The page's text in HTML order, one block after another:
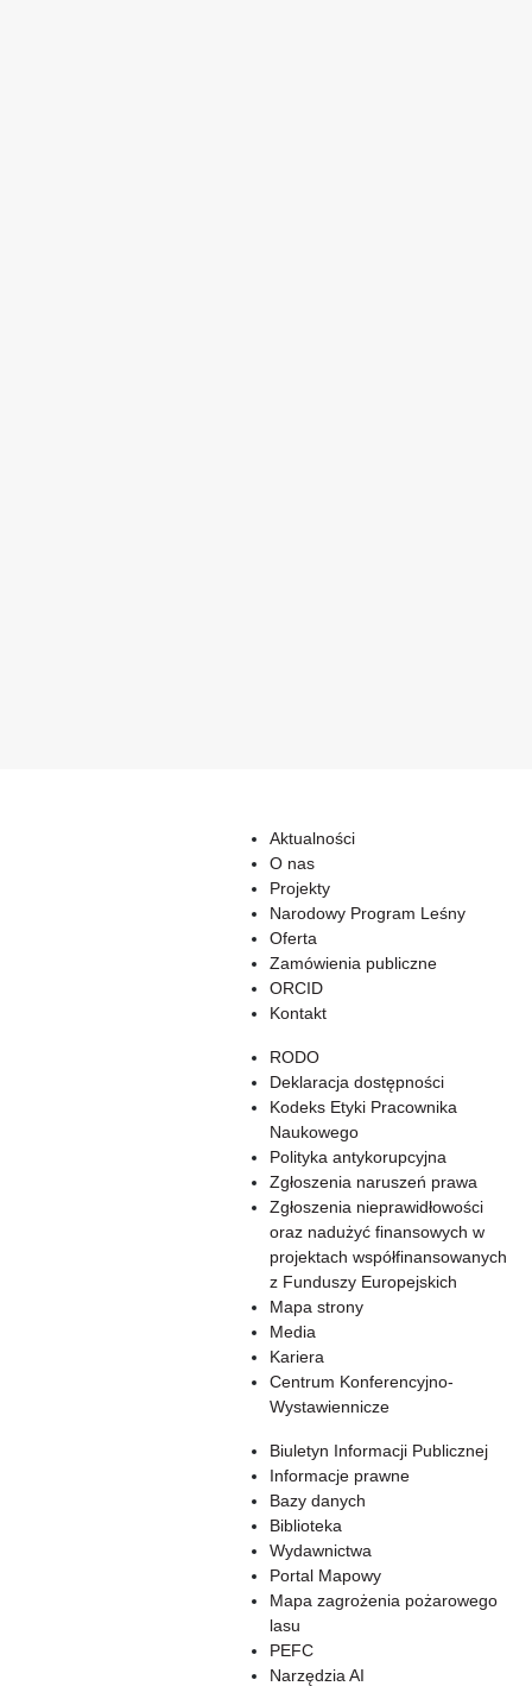
Aktualności
O nas
Projekty
Narodowy Program Leśny
Oferta
Zamówienia publiczne
ORCID
Kontakt
RODO
Deklaracja dostępności
Kodeks Etyki Pracownika
Naukowego
Polityka antykorupcyjna
Zgłoszenia naruszeń prawa
Zgłoszenia nieprawidłowości
oraz nadużyć finansowych w
projektach współfinansowanych
z Funduszy Europejskich
Mapa strony
Media
Kariera
Centrum Konferencyjno-
Wystawiennicze
Biuletyn Informacji Publicznej
Informacje prawne
Bazy danych
Biblioteka
Wydawnictwa
Portal Mapowy
Mapa zagrożenia pożarowego
lasu
PEFC
Narzędzia AI